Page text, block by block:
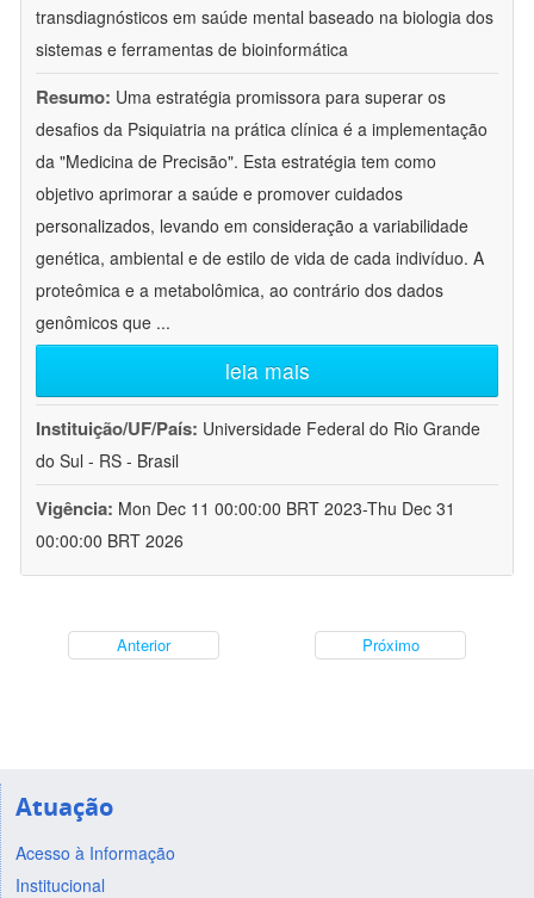
transdiagnósticos em saúde mental baseado na biologia dos
sistemas e ferramentas de bioinformática
Resumo: Uma estratégia promissora para superar os
desafios da Psiquiatria na prática clínica é a implementação
da "Medicina de Precisão". Esta estratégia tem como
objetivo aprimorar a saúde e promover cuidados
personalizados, levando em consideração a variabilidade
genética, ambiental e de estilo de vida de cada indivíduo. A
proteômica e a metabolômica, ao contrário dos dados
genômicos que ...
leia mais
Instituição/UF/País: Universidade Federal do Rio Grande
do Sul - RS - Brasil
Vigência: Mon Dec 11 00:00:00 BRT 2023-Thu Dec 31
00:00:00 BRT 2026
Anterior Próximo
Atuação
Acesso à Informação
Institucional